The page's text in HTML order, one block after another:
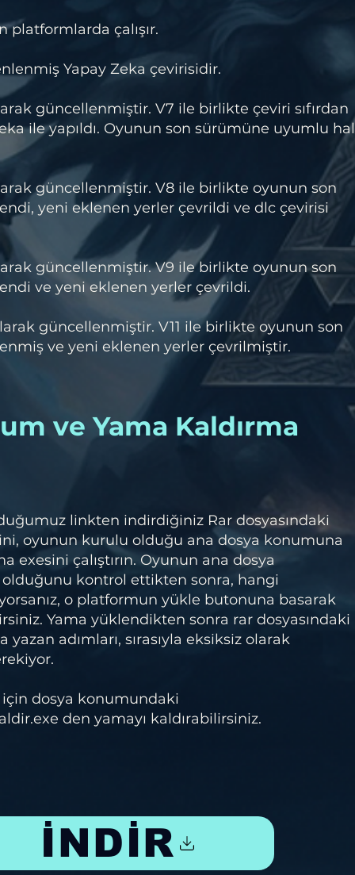
platformlarda çalışır.
Yapay Zeka çevirisidir.
güncellenmiştir. V7 ile birlikte çeviri sıfırdan
ile yapıldı. Oyunun son sürümüne uyumlu
güncellenmiştir. V8 ile birlikte oyunun son
yeni eklenen yerler çevrildi ve dlc çevirisi
güncellenmiştir. V9 ile birlikte oyunun son
ve yeni eklenen yerler çevrildi.
güncellenmiştir. V11 ile birlikte oyunun son
ve yeni eklenen yerler çevrilmiştir.
ve Yama Kaldırma
linkten indirdiğiniz Rar dosyasındaki
oyunun kurulu olduğu ana dosya konumuna
exesini çalıştırın. Oyunun ana dosya
kontrol ettikten sonra, hangi
o platformun yükle butonuna basarak
Yama yüklendikten sonra rar dosyasındaki
adımları, sırasıyla eksiksiz olarak
için dosya konumundaki
den yamayı kaldırabilirsiniz.
İNDİR